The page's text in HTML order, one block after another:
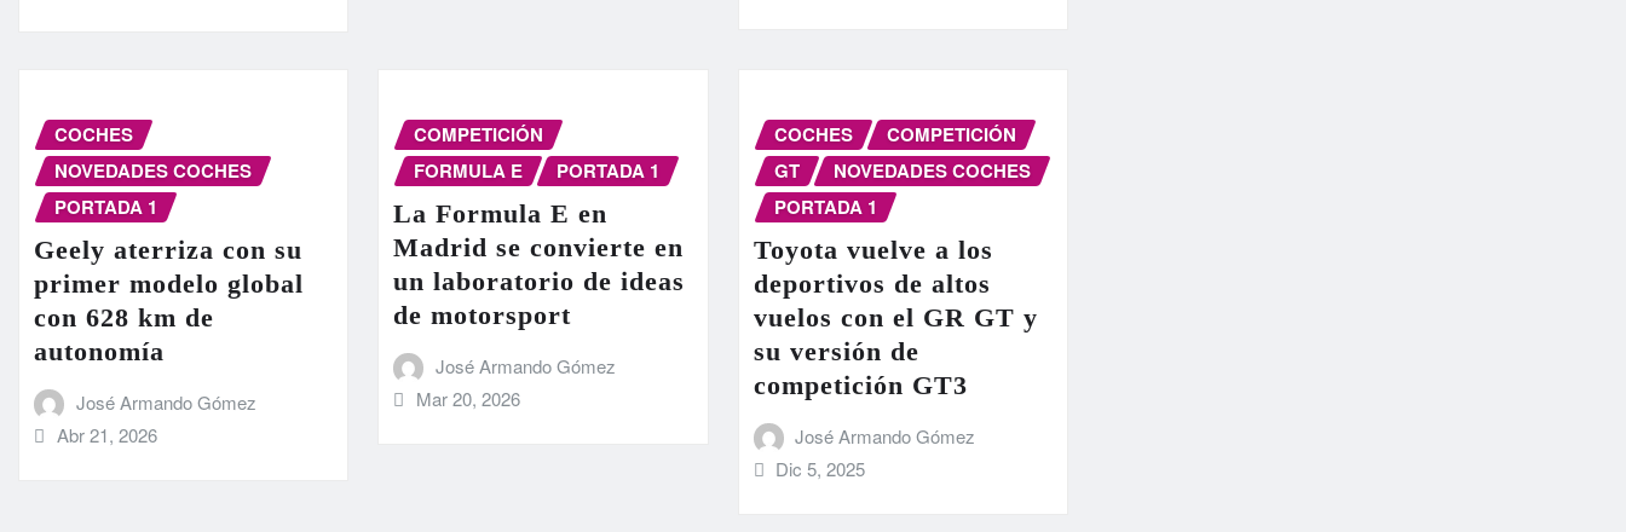
COCHES
NOVEDADES COCHES
PORTADA 1
Geely aterriza con su
primer modelo global
con 628 km de
autonomía
José Armando Gómez
Abr 21, 2026
COMPETICIÓN
FORMULA E
PORTADA 1
La Formula E en
Madrid se convierte en
un laboratorio de ideas
de motorsport
José Armando Gómez
Mar 20, 2026
COCHES
COMPETICIÓN
GT
NOVEDADES COCHES
PORTADA 1
Toyota vuelve a los
deportivos de altos
vuelos con el GR GT y
su versión de
competición GT3
José Armando Gómez
Dic 5, 2025